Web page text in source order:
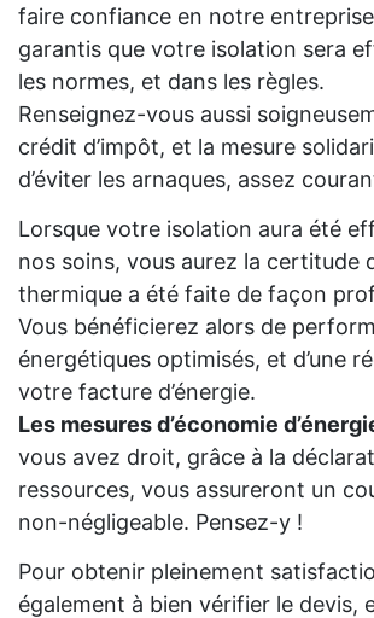
faire confiance en notre entreprise
garantis que votre isolation sera
les normes, et dans les règles.
Renseignez-vous aussi
crédit d’impôt, et la mesure
d’éviter les arnaques, assez
Lorsque votre isolation aura été
nos soins, vous aurez la certitude
thermique a été faite de façon
Vous bénéficierez alors de
énergétiques optimisés, et d’une
votre facture d’énergie.
Les mesures d’économie
vous avez droit, grâce à la
ressources, vous assureront un
non-négligeable. Pensez-y !
Pour obtenir pleinement
également à bien vérifier le devis,